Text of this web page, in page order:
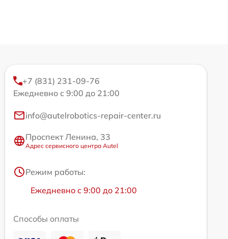
+7 (831) 231-09-76
Ежедневно с 9:00 до 21:00
info@autelrobotics-repair-center.ru
Проспект Ленина, 33
Адрес сервисного центра Autel
Режим работы:
Ежедневно с 9:00 до 21:00
Способы оплаты